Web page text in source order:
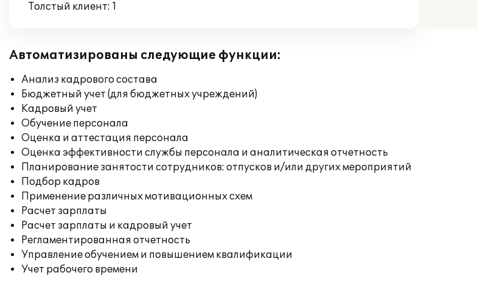
Толстый клиент: 1
Автоматизированы следующие функции:
Анализ кадрового состава
Бюджетный учет (для бюджетных учреждений)
Кадровый учет
Обучение персонала
Оценка и аттестация персонала
Оценка эффективности службы персонала и аналитическая отчетность
Планирование занятости сотрудников: отпусков и/или других мероприятий
Подбор кадров
Применение различных мотивационных схем
Расчет зарплаты
Расчет зарплаты и кадровый учет
Регламентированная отчетность
Управление обучением и повышением квалификации
Учет рабочего времени